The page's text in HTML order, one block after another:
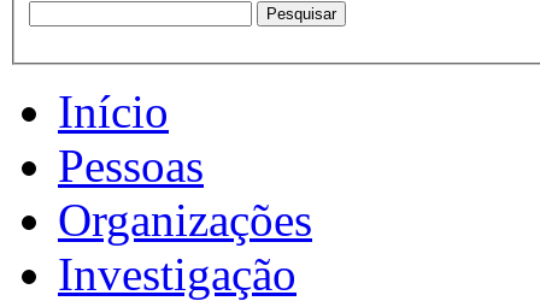
Início
Pessoas
Organizações
Investigação